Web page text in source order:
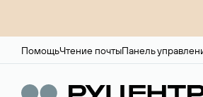
ПомощьЧтение почтыПанель